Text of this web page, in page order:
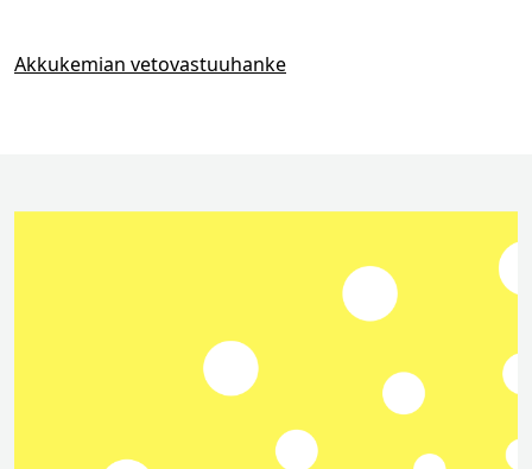
Akkukemian vetovastuuhanke